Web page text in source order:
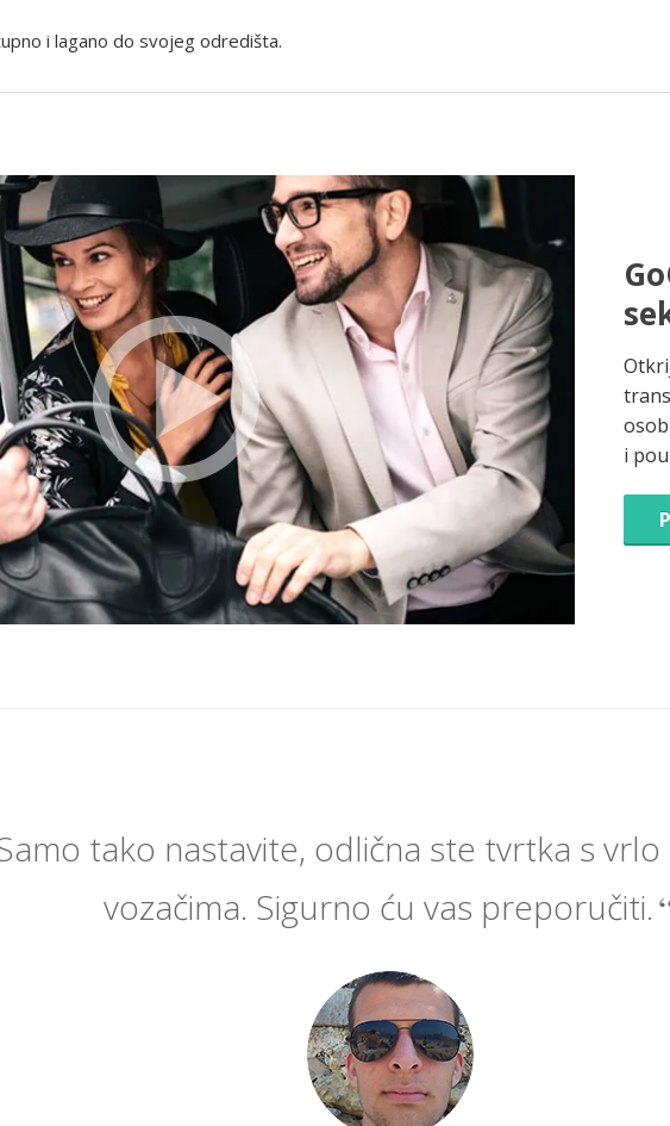
i lagano do svojeg odredišta.
i
tako nastavite, odlična ste tvrtka s vrlo
vozačima. Sigurno ću vas preporučiti.